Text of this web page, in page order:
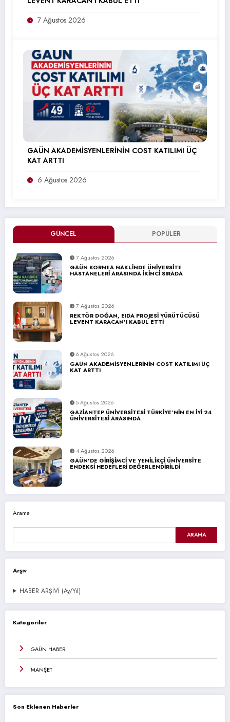
GÜNCEL POPÜLER
7 Ağustos 2026
GAÜN KORNEA NAKLİNDE ÜNİVERSİTE
HASTANELERİ ARASINDA İKİNCİ SIRADA
7 Ağustos 2026
REKTÖR DOĞAN, EIDA PROJESİ YÜRÜTÜCÜSÜ
LEVENT KARACAN’I KABUL ETTİ
6 Ağustos 2026
GAÜN AKADEMİSYENLERİNİN COST KATILIMI ÜÇ
KAT ARTTI
5 Ağustos 2026
GAZİANTEP ÜNİVERSİTESİ TÜRKİYE’NİN EN İYİ 24
ÜNİVERSİTESİ ARASINDA
4 Ağustos 2026
GAÜN’DE GİRİŞİMCİ VE YENİLİKÇİ ÜNİVERSİTE
ENDEKSİ HEDEFLERİ DEĞERLENDİRİLDİ
Arama
ARAMA
Arşiv
HABER ARŞİVİ (Ay/Yıl)
Kategoriler
GAÜN HABER
MANŞET
Son Eklenen Haberler
7 Ağustos 2026
GAÜN AKADEMİSYENLERİNİN COST KATILIMI ÜÇ
KAT ARTTI
6 Ağustos 2026